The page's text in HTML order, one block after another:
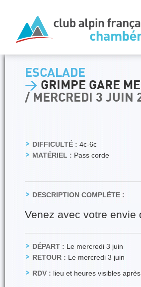
ESCALADE
> GRIMPE GARE
/ MERCREDI 3 JUIN
DIFFICULTÉ : 4c-6c
MATÉRIEL : Pass corde
DESCRIPTION COMPLÈTE :
Venez avec votre envie
DÉPART : Le mercredi 3 juin
RETOUR : Le mercredi 3 juin
RDV : lieu et heures visibles